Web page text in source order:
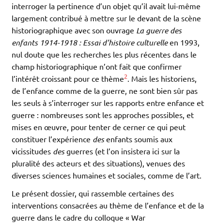
interroger la pertinence d’un objet qu’il avait lui-même
largement contribué à mettre sur le devant de la scène
historiographique avec son ouvrage La guerre des
enfants 1914-1918 : Essai d’histoire culturelleen 1993,
nul doute que les recherches les plus récentes dans le
champ historiographique n’ont fait que confirmer
l’intérêt croissant pour ce thème2. Mais les historiens,
de l’enfance comme de la guerre, ne sont bien sûr pas
les seuls à s’interroger sur les rapports entre enfance et
guerre : nombreuses sont les approches possibles, et
mises en œuvre, pour tenter de cerner ce qui peut
constituer l’expérience desenfants soumis aux
vicissitudes desguerres (et l’on insistera ici sur la
pluralité des acteurs et des situations), venues des
diverses sciences humaines et sociales, comme de l’art.
Le présent dossier, qui rassemble certaines des
interventions consacrées au thème de l’enfance et de la
guerre dans le cadre du colloque « War